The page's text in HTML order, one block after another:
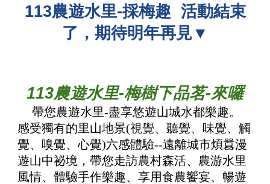
113農遊水里-採梅趣 活動結束
了，期待明年再見▼
113農遊水里-梅樹下品茗-來囉
帶您農遊水里-盡享悠遊山城水都樂趣。
感受獨有的里山地景(視覺、聽覺、味覺、觸
覺、嗅覺、心覺)六感體驗--遠離城市煩囂漫
遊山中祕境，帶您走訪農村森活、農游水里
風情、體驗手作樂趣、享用食農饗宴、暢遊